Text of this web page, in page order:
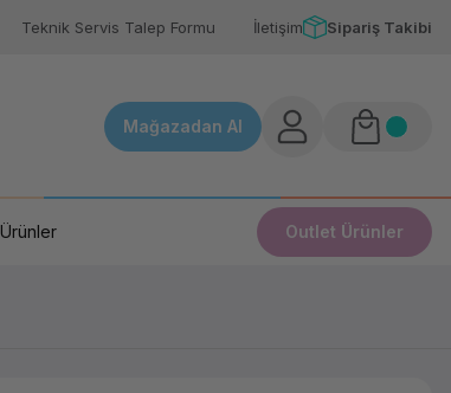
Teknik Servis Talep Formu İletişim Sipariş Takibi
Mağazadan Al
Outlet Ürünler